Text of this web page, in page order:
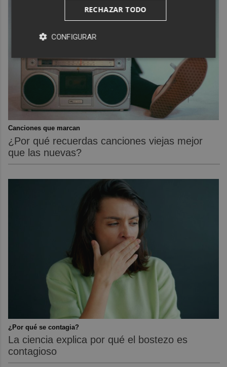
Canciones que marcan
¿Por qué recuerdas canciones viejas mejor
que las nuevas?
¿Por qué se contagia?
La ciencia explica por qué el bostezo es
contagioso
RECHAZAR TODO
CONFIGURAR